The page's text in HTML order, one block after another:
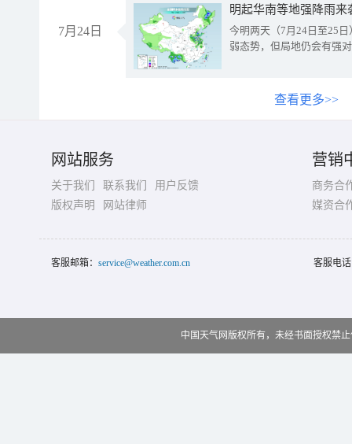
7月24日
明起华南等地强降雨
今明两天（7月24日至25
弱态势，但局地仍会有强
查看更多>>
网站服务
关于我们 联系我们
用户反馈
版权声明
网站律师
营销
商务合
媒资合
客服邮箱： service@weather.com.cn 客服电
中国天气网版权所有，未经书面授权